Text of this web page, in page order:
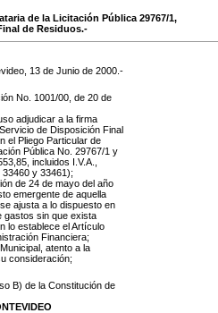
de la Licitación Pública 29767/1,
de Residuos.-
13 de Junio de 2000 .-
No. 1001/00, de 20 de
adjudicar a la firma
de Disposición Final
el Pliego Particular de
Pública No. 29767/1 y
incluidos I.V.A.,
y 33461);
de 24 de mayo del año
emergente de aquella
ajusta a lo dispuesto en
gastos sin que exista
lo establece el Artículo
Financiera;
atento a la
consideración;
B) de la Constitución de